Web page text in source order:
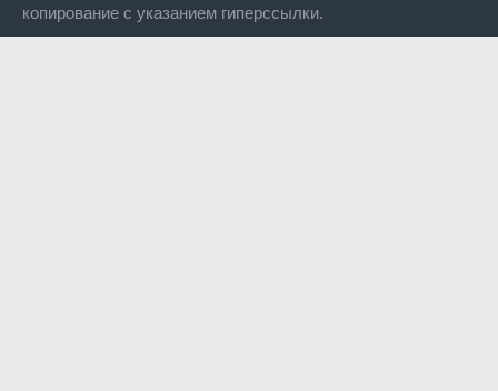
копирование с указанием гиперссылки.